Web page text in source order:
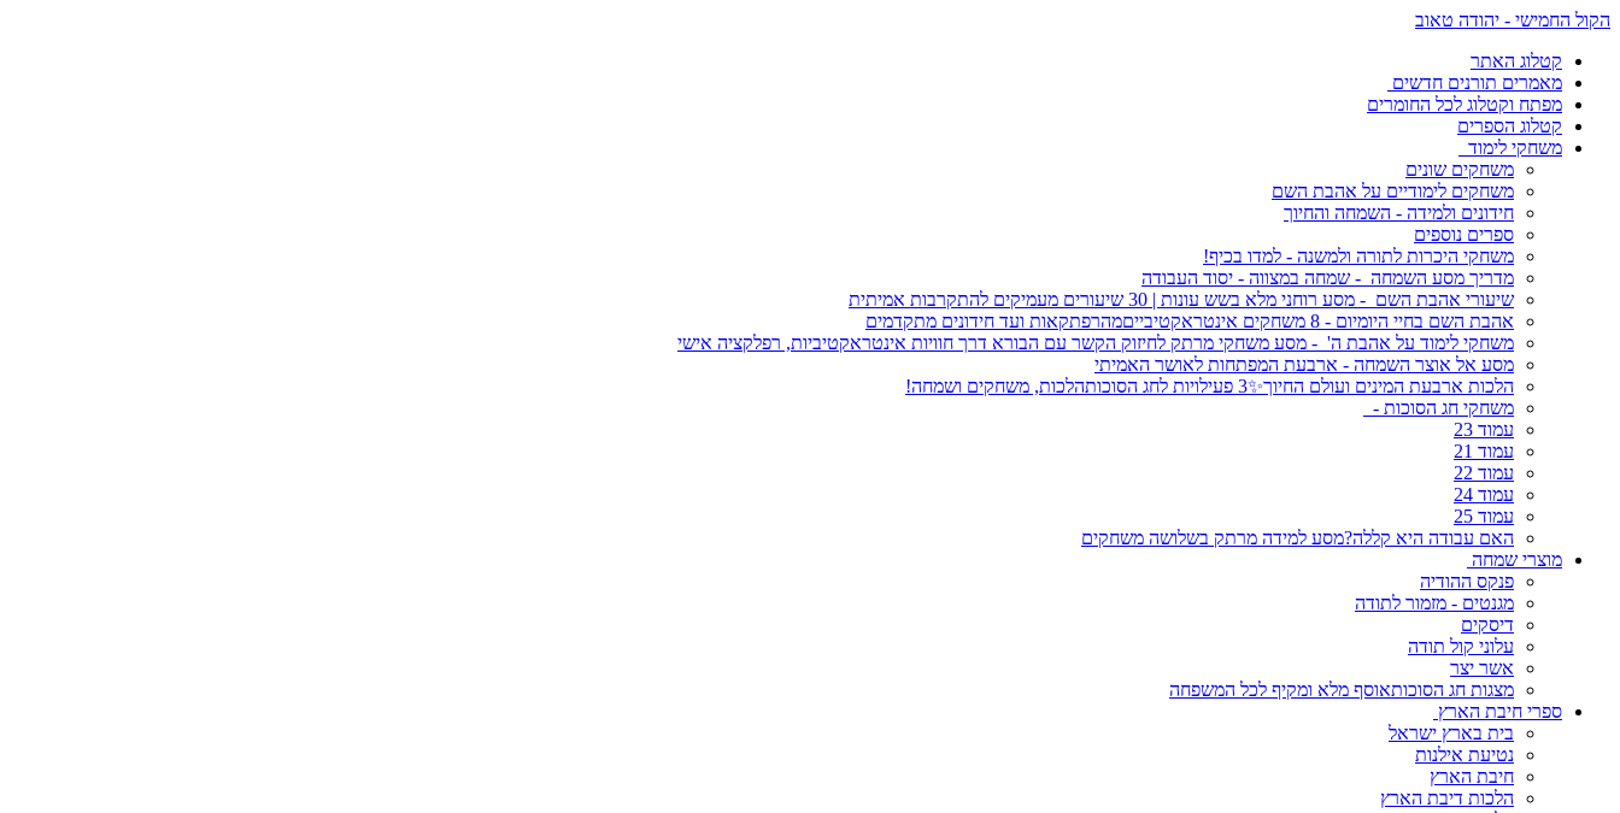
הקול החמישי - יהודה טאוב
קטלוג האתר
מאמרים תורנים חדשים
מפתח וקטלוג לכל החומרים
קטלוג הספרים
משחקי לימוד
משחקים שונים
משחקים לימודיים על אהבת השם
חידונים ולמידה - השמחה והחיוך
ספרים נוספים
משחקי היכרות לתורה ולמשנה - למדו בכיף!
מדריך מסע השמחה - שמחה במצווה - יסוד העבודה
שיעורי אהבת השם - מסע רוחני מלא בשש עונות | 30 שיעורים מעמיקים להתקרבות אמיתית
אהבת השם בחיי היומיום - 8 משחקים אינטראקטיבייםמהרפתקאות ועד חידונים מתקדמים
משחקי לימוד על אהבת ה' - מסע משחקי מרתק לחיזוק הקשר עם הבורא דרך חוויות אינטראקטיביות, רפלקציה אישי
מסע אל אוצר השמחה - ארבעת המפתחות לאושר האמיתי
הלכות ארבעת המינים ועולם החיוך✨3 פעילויות לחג הסוכותהלכות, משחקים ושמחה!
משחקי חג הסוכות -
עמוד 23
עמוד 21
עמוד 22
עמוד 24
עמוד 25
האם עבודה היא קללה?מסע למידה מרתק בשלושה משחקים
מוצרי שמחה
פנקס ההודיה
מגנטים - מזמור לתודה
דיסקים
עלוני קול תודה
אשר יצר
מצגות חג הסוכותאוסף מלא ומקיף לכל המשפחה
ספרי חיבת הארץ
בית בארץ ישראל
נטיעת אילנות
חיבת הארץ
הלכות דיבת הארץ